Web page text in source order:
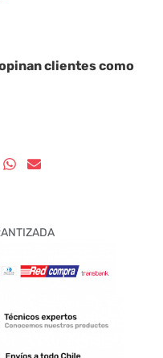
clientes como